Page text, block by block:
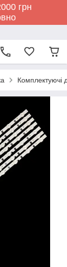
грн
Комплектуючі